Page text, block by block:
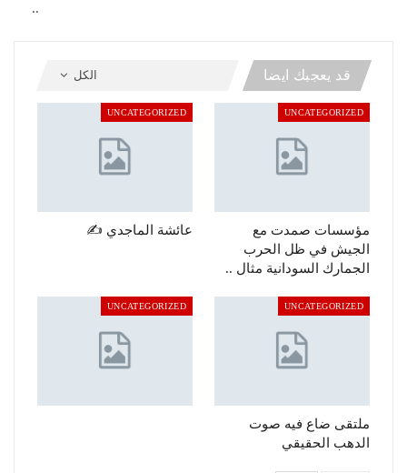
..
الكل قد يعجبك ايضا
UNCATEGORIZED
مؤسسات صمدت مع
الجيش في ظل الحرب
الجمارك السودانية مثال ..
UNCATEGORIZED
عائشة الماجدي ✍️
UNCATEGORIZED
ملتقى ضاع فيه صوت
الدهب الحقيقي
UNCATEGORIZED